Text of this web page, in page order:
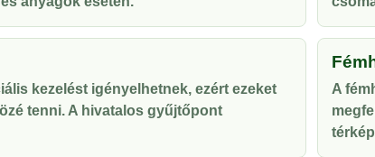
kezelést igényelhetnek, ezért ezeket
tenni. A hivatalos gyűjtőpont
A